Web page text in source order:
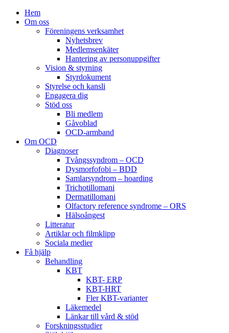
Hem
Om oss
Föreningens verksamhet
Nyhetsbrev
Medlemsenkäter
Hantering av personuppgifter
Vision & styrning
Styrdokument
Styrelse och kansli
Engagera dig
Stöd oss
Bli medlem
Gåvoblad
OCD-armband
Om OCD
Diagnoser
Tvångssyndrom – OCD
Dysmorfofobi – BDD
Samlarsyndrom – hoarding
Trichotillomani
Dermatillomani
Olfactory reference syndrome – ORS
Hälsoångest
Litteratur
Artiklar och filmklipp
Sociala medier
Få hjälp
Behandling
KBT
KBT- ERP
KBT-HRT
Fler KBT-varianter
Läkemedel
Länkar till vård & stöd
Forskningsstudier